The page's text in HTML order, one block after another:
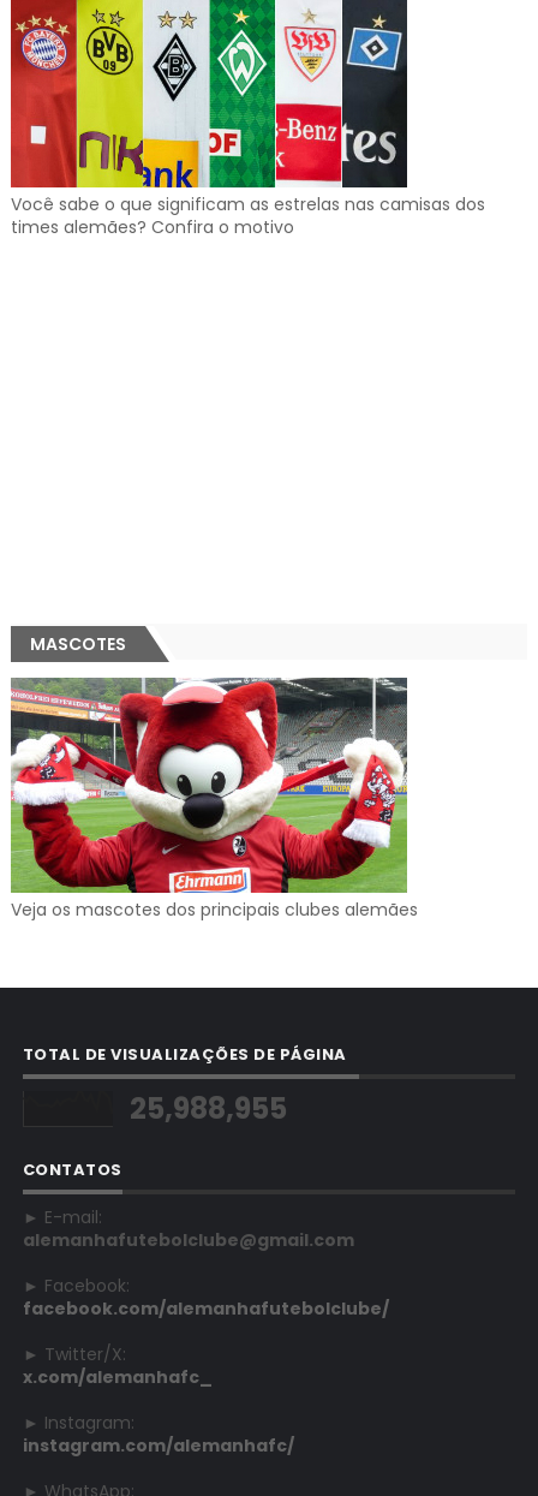
Você sabe o que significam as estrelas nas camisas dos
times alemães? Confira o motivo
MASCOTES
Veja os mascotes dos principais clubes alemães
TOTAL DE VISUALIZAÇÕES DE PÁGINA
25,988,955
CONTATOS
► E-mail:
alemanhafutebolclube@gmail.com
► Facebook:
facebook.com/alemanhafutebolclube/
► Twitter/X:
x.com/alemanhafc_
► Instagram:
instagram.com/alemanhafc/
► WhatsApp: